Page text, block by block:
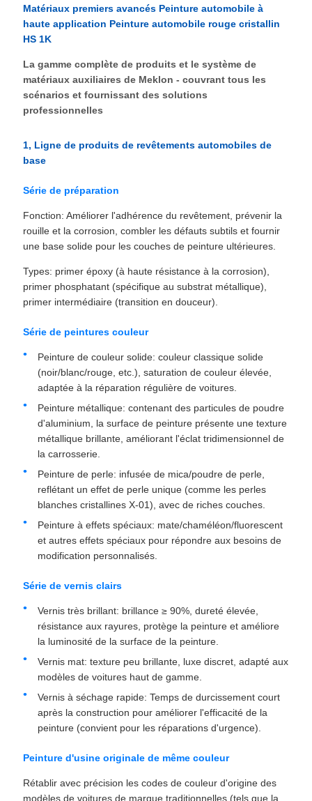
Matériaux premiers avancés Peinture automobile à
haute application Peinture automobile rouge cristallin
HS 1K
La gamme complète de produits et le système de
matériaux auxiliaires de Meklon - couvrant tous les
scénarios et fournissant des solutions
professionnelles
1, Ligne de produits de revêtements automobiles de
base
Série de préparation
Fonction: Améliorer l'adhérence du revêtement, prévenir la
rouille et la corrosion, combler les défauts subtils et fournir
une base solide pour les couches de peinture ultérieures.
Types: primer époxy (à haute résistance à la corrosion),
primer phosphatant (spécifique au substrat métallique),
primer intermédiaire (transition en douceur).
Série de peintures couleur
Peinture de couleur solide: couleur classique solide
(noir/blanc/rouge, etc.), saturation de couleur élevée,
adaptée à la réparation régulière de voitures.
Peinture métallique: contenant des particules de poudre
d'aluminium, la surface de peinture présente une texture
métallique brillante, améliorant l'éclat tridimensionnel de
la carrosserie.
Peinture de perle: infusée de mica/poudre de perle,
reflétant un effet de perle unique (comme les perles
blanches cristallines X-01), avec de riches couches.
Peinture à effets spéciaux: mate/chaméléon/fluorescent
et autres effets spéciaux pour répondre aux besoins de
modification personnalisés.
Série de vernis clairs
Vernis très brillant: brillance ≥ 90%, dureté élevée,
résistance aux rayures, protège la peinture et améliore
la luminosité de la surface de la peinture.
Vernis mat: texture peu brillante, luxe discret, adapté aux
modèles de voitures haut de gamme.
Vernis à séchage rapide: Temps de durcissement court
après la construction pour améliorer l'efficacité de la
peinture (convient pour les réparations d'urgence).
Peinture d'usine originale de même couleur
Rétablir avec précision les codes de couleur d'origine des
modèles de voitures de marque traditionnelles (tels que la